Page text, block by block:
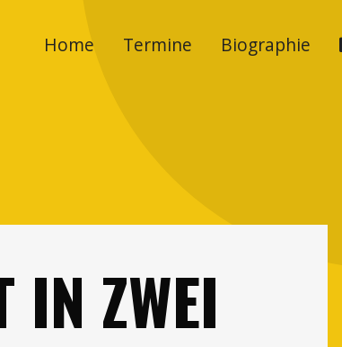
Home Termine Biographie
IN ZWEI